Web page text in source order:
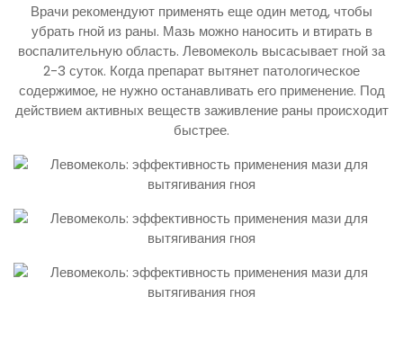
Врачи рекомендуют применять еще один метод, чтобы
убрать гной из раны. Мазь можно наносить и втирать в
воспалительную область. Левомеколь высасывает гной за
2-3 суток. Когда препарат вытянет патологическое
содержимое, не нужно останавливать его применение. Под
действием активных веществ заживление раны происходит
быстрее.